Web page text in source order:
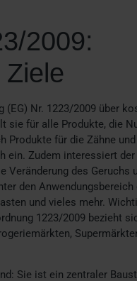
2009:
Nr. 1223/2009 über
für alle Produkte, die
Produkte für die Zähne
ein. Zudem interessiert
des Geruchs
den Anwendungsbereich
und vieles mehr.
1223/2009 bezieht
Sie ist ein zentraler